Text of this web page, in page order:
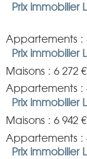
Prix immobilier
Appartements :
Prix immobilier
Maisons : 6 272
Appartements :
Prix immobilier
Maisons : 6 942
Appartements :
Prix immobilier